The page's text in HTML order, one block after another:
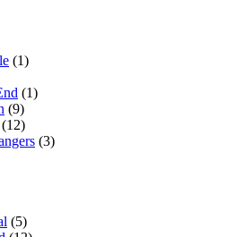
(1)
(1)
(9)
(12)
(3)
(5)